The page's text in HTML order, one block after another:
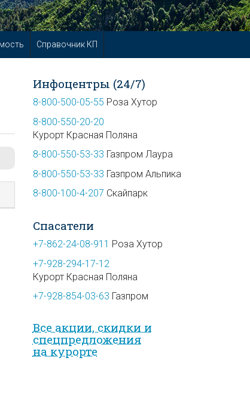
Справочник КП
Инфоцентры (24/7)
8-800-500-05-55 Роза Хутор
8-800-550-20-20
Курорт Красная Поляна
8-800-550-53-33 Газпром Лаура
8-800-550-53-33 Газпром Альпика
8-800-100-4-207 Скайпарк
Спасатели
+7-862-24-08-911 Роза Хутор
+7-928-294-17-12
Курорт Красная Поляна
+7-928-854-03-63 Газпром
Все акции, скидки и
спец­предложе­ния
на курорте